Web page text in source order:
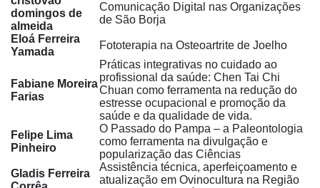
domingos de
almeida
Comunicação Digital nas Organizações
de São Borja
Eloá Ferreira
Yamada
Fototerapia na Osteoartrite de Joelho
Fabiane Moreira
Farias
Práticas integrativas no cuidado ao
profissional da saúde: Chen Tai Chi
Chuan como ferramenta na redução do
estresse ocupacional e promoção da
saúde e da qualidade de vida.
Felipe Lima
Pinheiro
O Passado do Pampa – a Paleontologia
como ferramenta na divulgação e
popularização das Ciências
Gladis Ferreira
Assistência técnica, aperfeiçoamento e
atualização em Ovinocultura na Região